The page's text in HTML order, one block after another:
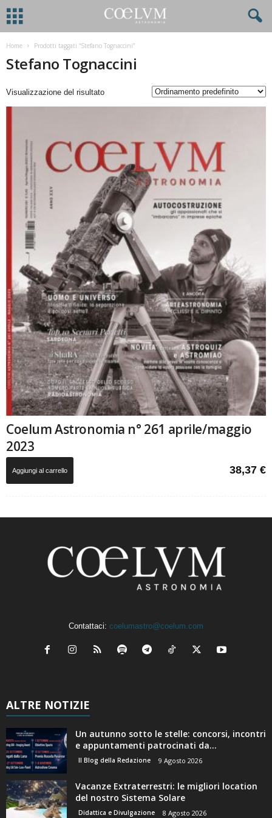
Home Prodotti taggati “Stefano Tognaccini”
Stefano Tognaccini
Visualizzazione del risultato
Coelum Astronomia n° 261 aprile/maggio
2023
38,37 €
Aggiungi al carrello
Contattaci: coelumastro@coelum.com
ALTRE NOTIZIE
Un autunno sotto le stelle: concorsi, incontri
e appuntamenti patrocinati da...
Il Blog della Redazione 9 Agosto 2026
Vacanze Extraterrestri: le migliori location
del nostro Sistema Solare
Didattica e Divulgazione 8 Agosto 2026